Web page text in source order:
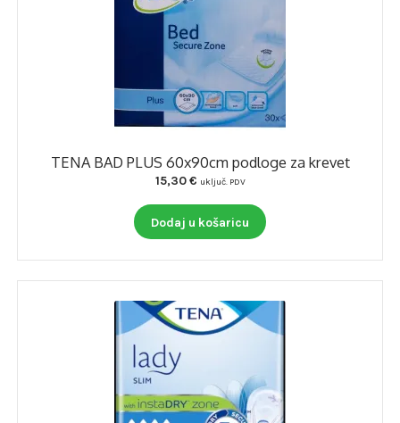
TENA BAD PLUS 60x90cm podloge za krevet
15,30€ uključ. PDV
Dodaj u košaricu